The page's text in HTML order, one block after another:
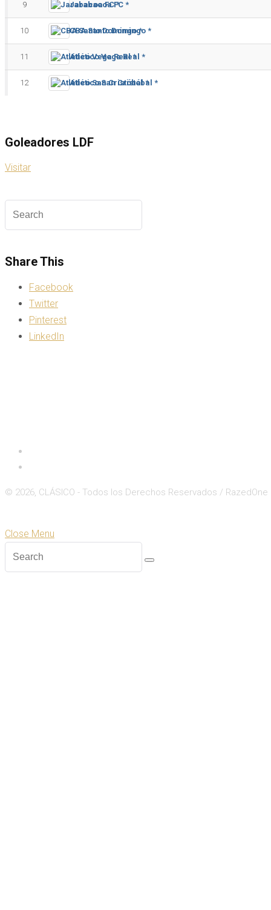
9 Jarabacoa FC *
10 CBA Santo Domingo *
11 Atlético Vega Real *
12 Atlético San Cristóbal *
Goleadores LDF
Visitar
Share This
Facebook
Twitter
Pinterest
LinkedIn
© 2026, CLÁSICO - Todos los Derechos Reservados / RazedOne
Close Menu